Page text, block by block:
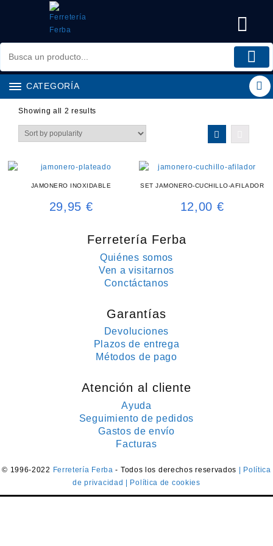
CATEGORÍA
Showing all 2 results
JAMONERO INOXIDABLE
29,95 €
SET JAMONERO-CUCHILLO-AFILADOR
12,00 €
Ferretería Ferba
Quiénes somos
Ven a visitarnos
Conctáctanos
Garantías
Devoluciones
Plazos de entrega
Métodos de pago
Atención al cliente
Ayuda
Seguimiento de pedidos
Gastos de envío
Facturas
© 1996-2022 Ferretería Ferba- Todos los derechos reservados
| Política
de privacidad
| Política de cookies